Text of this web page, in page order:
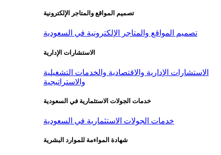
تصميم المواقع والمتاجر الإلكترونية
تصميم المواقع والمتاجر الإلكترونية في السعودية
الاستشارات الإدارية
الاستشارات الإدارية والاقتصادية والخدمات التشغيلية
والاستراتيجية
خدمات الجولات الاستثمارية في السعودية
خدمات الجولات الاستثمارية في السعودية
شهادة المواءمة للموارد البشرية